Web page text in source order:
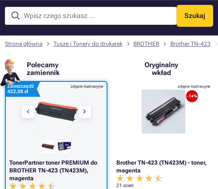
Szukaj
Menu
Strona główna Tusze i Tonery do drukarek BROTHER Brother TN-423
Polecamy
zamiennik
Oryginalny
wkład
zdjęcie ilustracyjne
- 14%
Brother TN-423 (TN423M) - toner,
magenta
21 ocen
zdjęcie ilustracyjne
Zaoszczędź
422,08 zł
TonerPartner toner PREMIUM do
BROTHER TN-423 (TN423M),
magenta